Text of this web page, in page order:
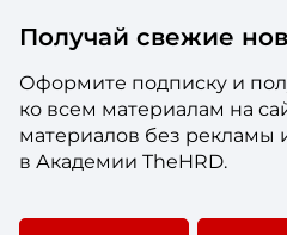
Получай свежие
Оформите подписку и
ко всем материалам на
материалов без рекламы
в Академии TheHRD.